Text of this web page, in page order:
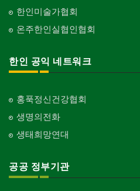
한인미술가협회
온주한인실협인협회
한인 공익 네트워크
홍푹정신건강협회
생명의전화
생태희망연대
공공 정부기관